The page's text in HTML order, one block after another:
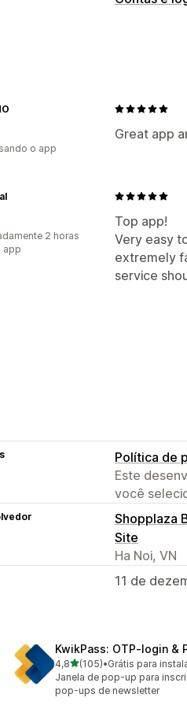
Portal de
Great app
o app
Top app!
Very easy
extremely
service
2 horas
app
Política de
Este
você
Shopplaza
Site
Ha Noi, VN
11 de
KwikPass: OTP‑login &
4,8de 5 estrelas
(105)
105 avaliações ao todo
•Grátis para
Janela de pop-up para
pop-ups de newsletter